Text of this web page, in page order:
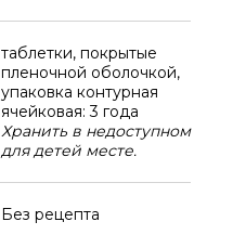
таблетки, покрытые
пленочной оболочкой,
упаковка контурная
ячейковая: 3 года
Хранить в недоступном
для детей месте.
Без рецепта